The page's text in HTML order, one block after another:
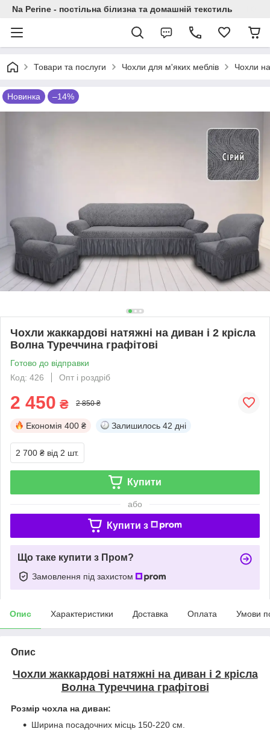
Na Perine - постільна білизна та домашній текстиль
Товари та послуги Чохли для м'яких меблів Чохли
Новинка –14%
Чохли жаккардові натяжні на диван і 2 крісла
Волна Туреччина графітові
Готово до відправки
Код: 426
Опт і роздріб
2 450 ₴ 2 850 ₴
Економія 400 ₴ Залишилось 42 дні
2 700 ₴ від 2 шт.
Купити
або
Купити з
Що таке купити з Пром?
Замовлення під захистом
Опис Характеристики Доставка Оплата Умови
Опис
Чохли жаккардові натяжні на диван і 2 крісла
Волна Туреччина графітові
Розмір чохла на диван:
Ширина посадочних місць 150-220 см.